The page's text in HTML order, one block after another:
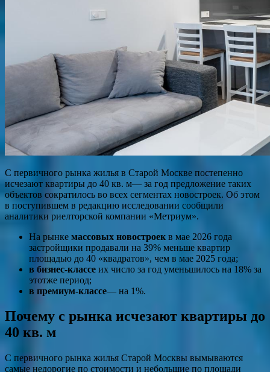
С первичного рынка жилья в Старой Москве постепенно
исчезают квартиры до 40 кв. м— за год предложение таких
объектов сократилось во всех сегментах новостроек. Об этом
в поступившем в редакцию исследовании сообщили
аналитики риелторской компании «Метриум».
На рынке массовых новостроек в мае 2026 года
застройщики продавали на 39% меньше квартир
площадью до 40 «квадратов», чем в мае 2025 года;
в бизнес-классе их число за год уменьшилось на 18% за
этотже период;
в премиум-классе— на 1%.
Почему с рынка исчезают квартиры до
40 кв. м
С первичного рынка жилья Старой Москвы вымываются
самые недорогие по стоимости и небольшие по площади